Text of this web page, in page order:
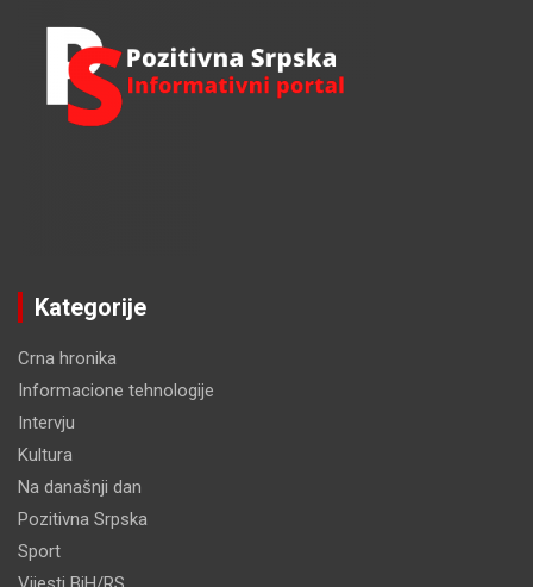
Kategorije
Crna hronika
Informacione tehnologije
Intervju
Kultura
Na današnji dan
Pozitivna Srpska
Sport